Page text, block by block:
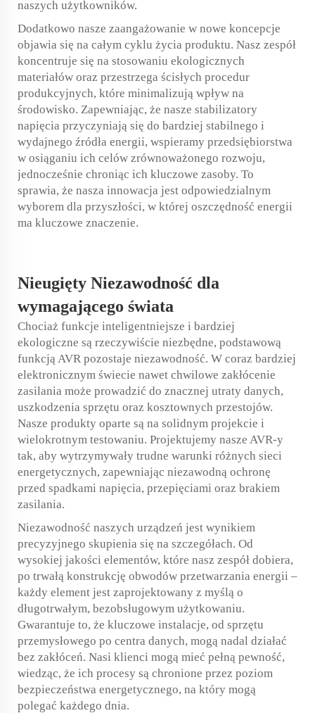
naszych użytkowników.
Dodatkowo nasze zaangażowanie w nowe koncepcje
objawia się na całym cyklu życia produktu. Nasz zespół
koncentruje się na stosowaniu ekologicznych
materiałów oraz przestrzega ścisłych procedur
produkcyjnych, które minimalizują wpływ na
środowisko. Zapewniając, że nasze stabilizatory
napięcia przyczyniają się do bardziej stabilnego i
wydajnego źródła energii, wspieramy przedsiębiorstwa
w osiąganiu ich celów zrównoważonego rozwoju,
jednocześnie chroniąc ich kluczowe zasoby. To
sprawia, że nasza innowacja jest odpowiedzialnym
wyborem dla przyszłości, w której oszczędność energii
ma kluczowe znaczenie.
Nieugięty Niezawodność dla
wymagającego świata
Chociaż funkcje inteligentniejsze i bardziej
ekologiczne są rzeczywiście niezbędne, podstawową
funkcją AVR pozostaje niezawodność. W coraz bardziej
elektronicznym świecie nawet chwilowe zakłócenie
zasilania może prowadzić do znacznej utraty danych,
uszkodzenia sprzętu oraz kosztownych przestojów.
Nasze produkty oparte są na solidnym projekcie i
wielokrotnym testowaniu. Projektujemy nasze AVR-y
tak, aby wytrzymywały trudne warunki różnych sieci
energetycznych, zapewniając niezawodną ochronę
przed spadkami napięcia, przepięciami oraz brakiem
zasilania.
Niezawodność naszych urządzeń jest wynikiem
precyzyjnego skupienia się na szczegółach. Od
wysokiej jakości elementów, które nasz zespół dobiera,
po trwałą konstrukcję obwodów przetwarzania energii –
każdy element jest zaprojektowany z myślą o
długotrwałym, bezobsługowym użytkowaniu.
Gwarantuje to, że kluczowe instalacje, od sprzętu
przemysłowego po centra danych, mogą nadal działać
bez zakłóceń. Nasi klienci mogą mieć pełną pewność,
wiedząc, że ich procesy są chronione przez poziom
bezpieczeństwa energetycznego, na który mogą
polegać każdego dnia.